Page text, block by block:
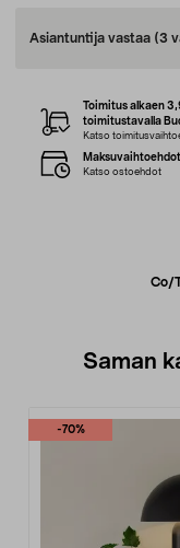
Asiantuntija vastaa (3
Co/
Toimitus alkaen
toimitustavalla
Katso
Maksuvaihtoehdot
Katso ostoehdot
Saman
-70%